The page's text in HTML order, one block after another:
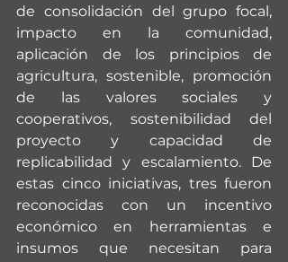
de consolidación del grupo focal,
impacto en la comunidad,
aplicación de los principios de
agricultura, sostenible, promoción
de las valores sociales y
cooperativos, sostenibilidad del
proyecto y capacidad de
replicabilidad y escalamiento. De
estas cinco iniciativas, tres fueron
reconocidas con un incentivo
económico en herramientas e
insumos que necesitan para